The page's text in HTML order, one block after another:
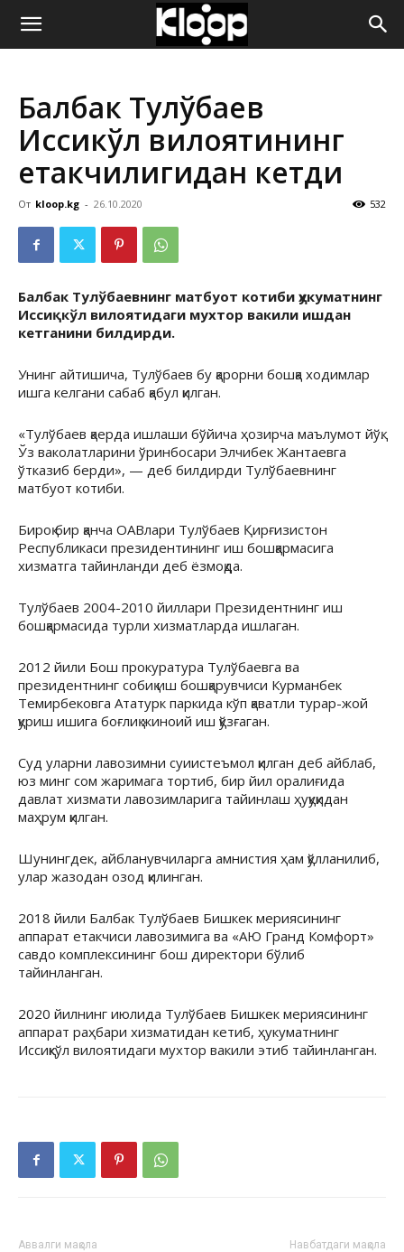
ҚИРҒИЗИСТОН
ЯНГИЛИКЛАРИ
Балбак Тулўбаев
Иссиқкўл вилоятининг
етакчилигидан кетди
От kloop.kg - 26.10.2020 532
Балбак Тулўбаевнинг матбуот котиби ҳукуматнинг
Иссиқкўл вилоятидаги мухтор вакили ишдан
кетганини билдирди.
Унинг айтишича, Тулўбаев бу қарорни бошқа ходимлар
ишга келгани сабаб қабул қилган.
«Тулўбаев қаерда ишлаши бўйича ҳозирча маълумот йўқ.
Ўз ваколатларини ўринбосари Элчибек Жантаевга
ўтказиб берди», — деб билдирди Тулўбаевнинг
матбуот котиби.
Бироқ бир қанча ОАВлари Тулўбаев Қирғизистон
Республикаси президентининг иш бошқармасига
хизматга тайинланди деб ёзмоқда.
Тулўбаев 2004-2010 йиллари Президентнинг иш
бошқармасида турли хизматларда ишлаган.
2012 йили Бош прокуратура Тулўбаевга ва
президентнинг собиқ иш бошқарувчиси Курманбек
Темирбековга Ататурк паркида кўп қаватли турар-жой
қуриш ишига боғлиқ жиноий иш қўзғаган.
Суд уларни лавозимни суиистеъмол қилган деб айблаб,
юз минг сом жаримага тортиб, бир йил оралиғида
давлат хизмати лавозимларига тайинлаш ҳуқуқидан
маҳрум қилган.
Шунингдек, айбланувчиларга амнистия ҳам қўлланилиб,
улар жазодан озод қилинган.
2018 йили Балбак Тулўбаев Бишкек мериясининг
аппарат етакчиси лавозимига ва «АЮ Гранд Комфорт»
савдо комплексининг бош директори бўлиб
тайинланган.
2020 йилнинг июлида Тулўбаев Бишкек мериясининг
аппарат раҳбари хизматидан кетиб, ҳукуматнинг
Иссиқкўл вилоятидаги мухтор вакили этиб тайинланган.
Аввалги мақола Навбатдаги мақола